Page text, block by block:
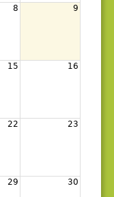
8 9
15 16
22 23
29 30